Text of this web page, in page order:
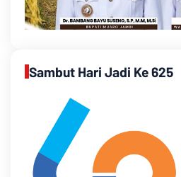
Sambut Hari Jadi Ke 625